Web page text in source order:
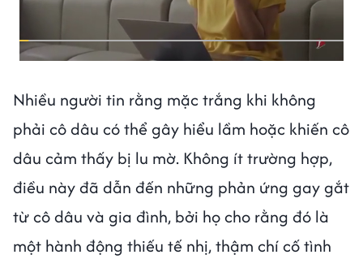
Nhiều người tin rằng mặc trắng khi không
phải cô dâu có thể gây hiểu lầm hoặc khiến cô
dâu cảm thấy bị lu mờ. Không ít trường hợp,
điều này đã dẫn đến những phản ứng gay gắt
từ cô dâu và gia đình, bởi họ cho rằng đó là
một hành động thiếu tế nhị, thậm chí cố tình